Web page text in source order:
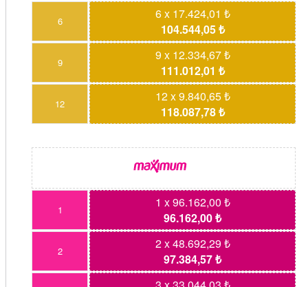
6
6 x 17.424,01 ₺
104.544,05 ₺
9
9 x 12.334,67 ₺
111.012,01 ₺
12
12 x 9.840,65 ₺
118.087,78 ₺
1
1 x 96.162,00 ₺
96.162,00 ₺
2
2 x 48.692,29 ₺
97.384,57 ₺